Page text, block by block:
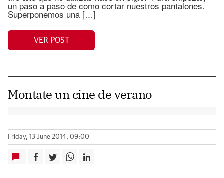
un paso a paso de como cortar nuestros pantalones.
Superponemos una […]
VER POST
Montate un cine de verano
Friday, 13 June 2014, 09:00